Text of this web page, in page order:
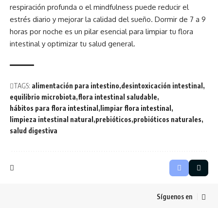
respiración profunda o el mindfulness puede reducir el
estrés diario y mejorar la calidad del sueño. Dormir de 7 a 9
horas por noche es un pilar esencial para limpiar tu flora
intestinal y optimizar tu salud general.
TAGS: alimentación para intestino desintoxicación intestinal
equilibrio microbiota flora intestinal saludable
hábitos para flora intestinal
limpiar flora intestinal
limpieza intestinal natural prebióticos probióticos naturales
salud digestiva
Síguenos en